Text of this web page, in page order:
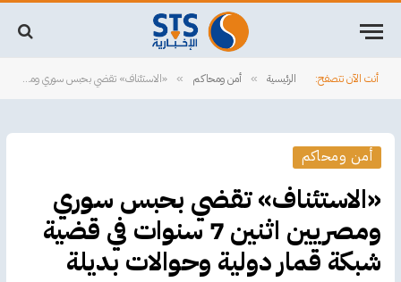
أنت الآن تتصفح: الرئيسية » أمن ومحاكم » ‏«الاستئناف» تقضي بحبس سوري ومصريين اثنين 7 سنوات في قضية شبكة قمار دولية وحوالات بديلة
أمن ومحاكم
‏«الاستئناف» تقضي بحبس سوري
ومصريين اثنين 7 سنوات في قضية
شبكة قمار دولية وحوالات بديلة